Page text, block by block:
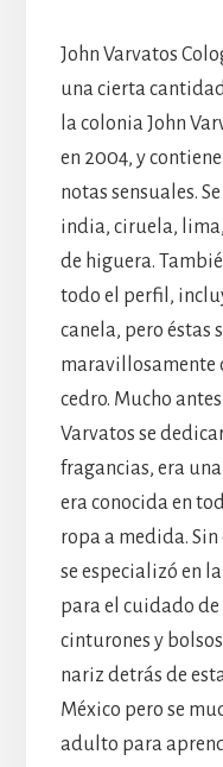
John Varvatos
una cierta
la colonia John
en 2004, y
notas sensuales.
india, ciruela,
de higuera.
todo el perfil,
canela, pero éstas
maravillosamente
cedro. Mucho
Varvatos se
fragancias, era
era conocida en
ropa a medida.
se especializó en
para el cuidado
cinturones y
nariz detrás de
México pero se
adulto para